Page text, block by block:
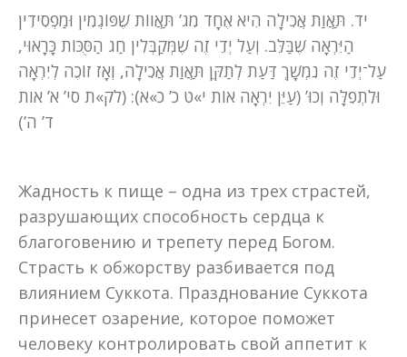
יד. תַּאֲוַת אֲכִילָה הִיא אֶחָד מִג’ תַּאֲווֹת שֶׁפּוֹגְמִין וּמַפְסִידִין
הַיִּרְאָה שֶׁבַּלֵּב. וְעַל יְדֵי זֶה שֶׁמְּקַבְּלִין חַג הַסֻּכּוֹת כָּרָאוּי,
עַל־יְדֵי זֶה נִמְשָׁךְ דַּעַת לְתַקֵּן תַּאֲוַת אֲכִילָה, וְאָז זוֹכֶה לְיִרְאָה
וּלִתְפִלָּה וְכוּ’ (עַיֵּן יִרְאָה אוֹת י»ט כ’ כ»א): (לק»ת סי’ א’ אות
ד’ ה’)
Жадность к пище – одна из трех страстей,
разрушающих способность сердца к
благоговению и трепету перед Богом.
Страсть к обжорству разбивается под
влиянием Суккота. Празднование Суккота
принесет озарение, которое поможет
человеку контролировать свой аппетит к